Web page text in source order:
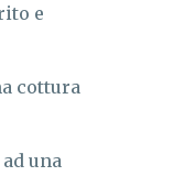
e
cottura
una